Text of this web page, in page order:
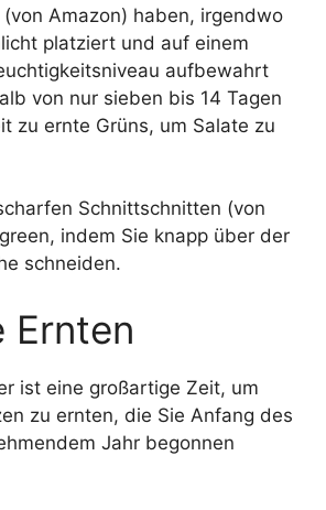
Amazon) haben, irgendwo
platziert und auf einem
aufbewahrt
von nur sieben bis 14 Tagen
zu ernte Grüns, um Salate zu
Schnittschnitten (von
indem Sie knapp über der
schneiden.
Ernten
ist eine großartige Zeit, um
zu ernten, die Sie Anfang des
Jahr begonnen